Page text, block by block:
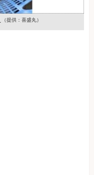
（提供：喜盛丸）